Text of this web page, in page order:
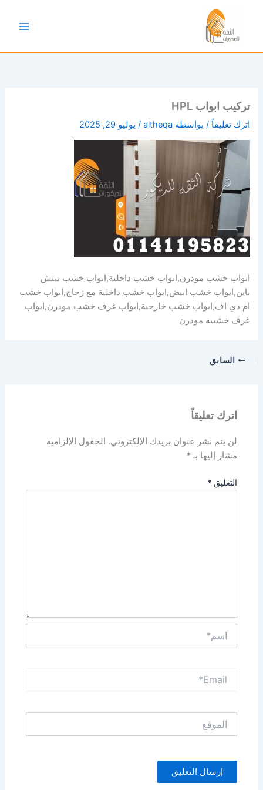
المحتوى
تركيب ابواب HPL
اترك تعليقاً / بواسطة altheqa
/ يوليو 29, 2025
ابواب خشب مودرن,ابواب خشب داخلية,ابواب خشب بيتش
باين,ابواب خشب ابيض,ابواب خشب داخلية مع زجاج,ابواب خشب
ام دي اف,ابواب خشب خارجية,ابواب غرف خشب مودرن,ابواب
غرف خشبية مودرن
السابق
اترك تعليقاً
لن يتم نشر عنوان بريدك الإلكتروني. الحقول الإلزامية
مشار إليها بـ*
التعليق*